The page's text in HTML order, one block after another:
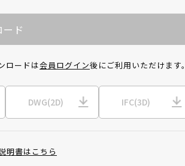
ド
ロードは会員ログイン後にご利用いただけます。
DWG(2D) IFC(3D)
明書はこちら